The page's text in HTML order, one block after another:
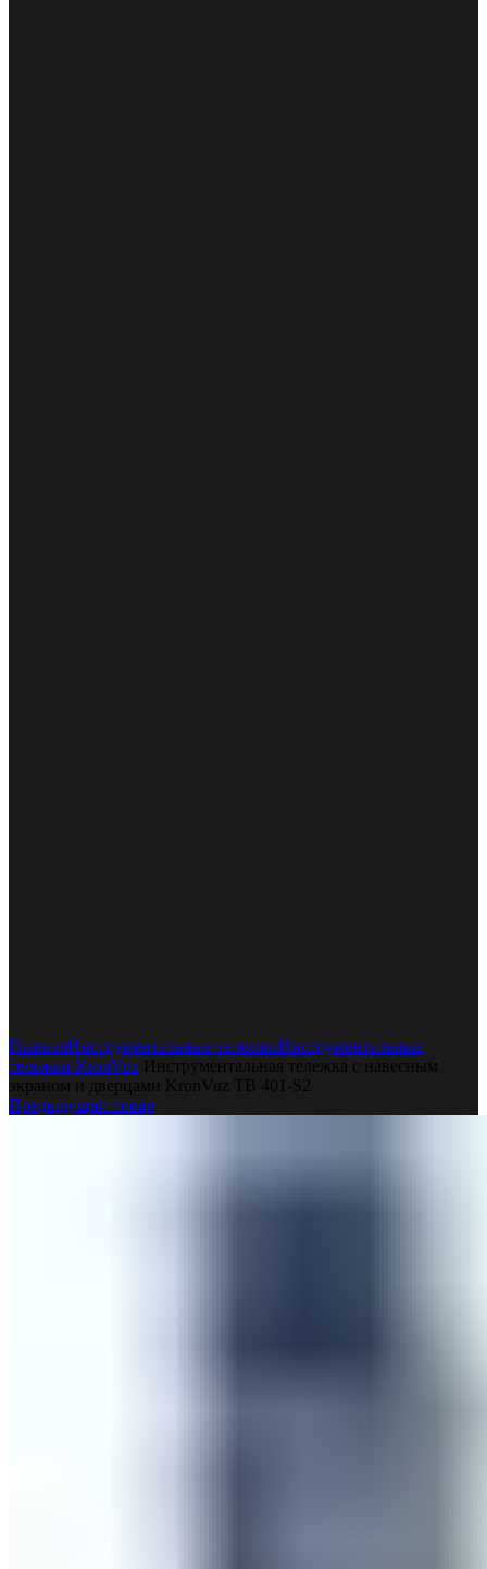
ГлавнаяИнструментальные тележкиИнструментальные
тележки KronVuz Инструментальная тележка с навесным
экраном и дверцами KronVuz TB 401-S2
Предыдущий товар